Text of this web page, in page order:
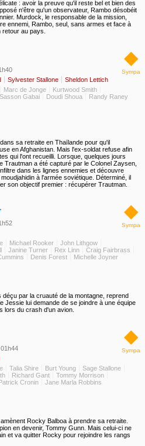
: avoir la preuve qu'il reste bel et bien des
n'être qu'un observateur, Rambo désobéit
Murdock, le responsable de la mission,
ennemi, Rambo, seul, sans armes et face à
au pays.
◆
Sympa
Sylvester Stallone
Sheldon Lettich
Marc de Jonge
Kurtwood Smith
Sasson Gabai Doudi Shoua
Randy Raney
sa retraite en Thaïlande pour qu'il
en Afghanistan. Mais l'ex-soldat refuse afin
qui l'ont recueilli. Lorsque, quelques jours
Trautman a été capturé par le Colonel Zaysen,
dans les lignes ennemies et découvre
à l'armée soviétique. Déterminé, il
son objectif premier : récupérer Trautman.
◆
Sympa
Michael Rooker
John Lithgow
Janine Turner Rex Linn
Craig Fairbrass
Denis Forest
Michelle Joyner
par la cruauté de la montagne, reprend
Jessie lui demande de se joindre à une équipe
lors du crash d'un avion.
◆
Sympa
01h44
Talia Shire Burt Young
Sage Stallone
Richard Gant
Tommy Morrison
Cronin
Jane Marla Robbins
Rocky Balboa à prendre sa retraite.
en devenir, Tommy Gunn. Mais celui-ci ne
et va quitter Rocky pour rejoindre les rangs